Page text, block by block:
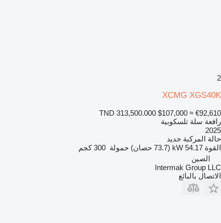
2
XCMG XGS40K
TND 313,500.000 $107,000 ≈ €92,610
رافعة سلة تلسكوبية
2025
حالة المركبة جديد
القوة 54.17 kW (73.7 حصان) حمولة 300 كجم
الصين
Intermak Group LLC
الاتصال بالبائع